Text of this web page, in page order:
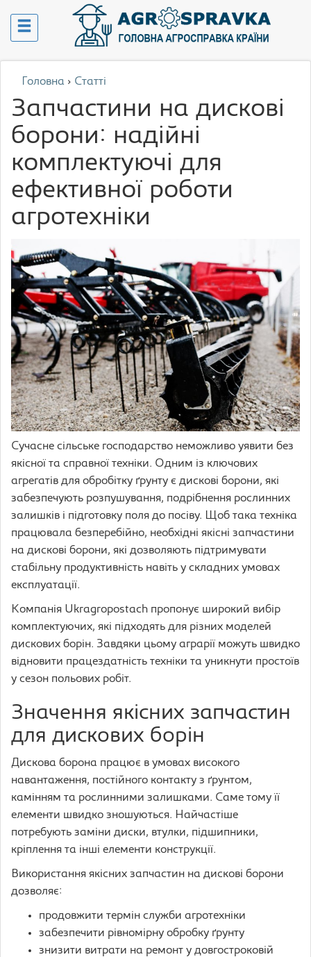
Головна › Статті
Запчастини на дискові
борони: надійні
комплектуючі для
ефективної роботи
агротехніки
Сучасне сільське господарство неможливо уявити без
якісної та справної техніки. Одним із ключових
агрегатів для обробітку ґрунту є дискові борони, які
забезпечують розпушування, подрібнення рослинних
залишків і підготовку поля до посіву. Щоб така техніка
працювала безперебійно, необхідні якісні запчастини
на дискові борони, які дозволяють підтримувати
стабільну продуктивність навіть у складних умовах
експлуатації.
Компанія Ukragropostach пропонує широкий вибір
комплектуючих, які підходять для різних моделей
дискових борін. Завдяки цьому аграрії можуть швидко
відновити працездатність техніки та уникнути простоїв
у сезон польових робіт.
Значення якісних запчастин
для дискових борін
Дискова борона працює в умовах високого
навантаження, постійного контакту з ґрунтом,
камінням та рослинними залишками. Саме тому її
елементи швидко зношуються. Найчастіше
потребують заміни диски, втулки, підшипники,
кріплення та інші елементи конструкції.
Використання якісних запчастин на дискові борони
дозволяє:
продовжити термін служби агротехніки
забезпечити рівномірну обробку ґрунту
знизити витрати на ремонт у довгостроковій